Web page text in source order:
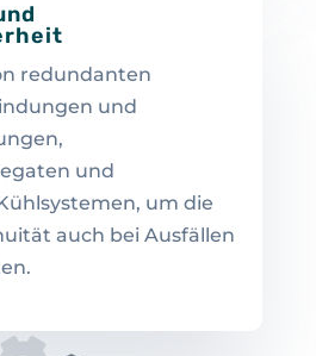
redundanten
und
und
um die
auch bei Ausfällen